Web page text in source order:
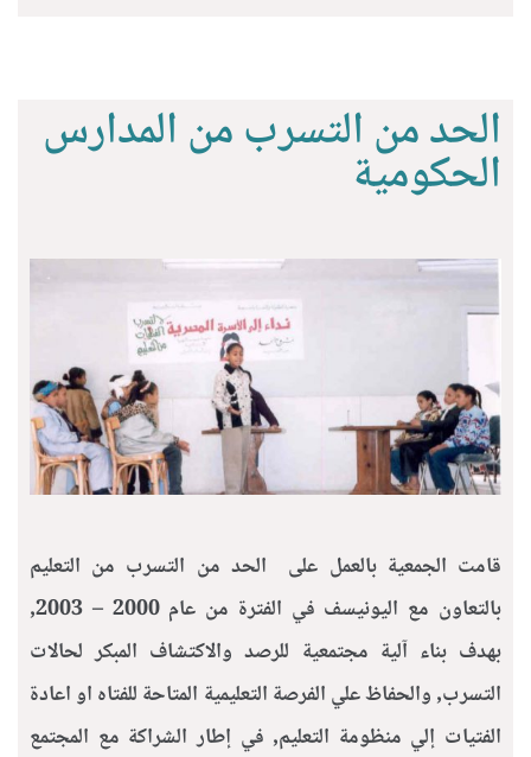
الحد من التسرب من المدارس
الحكومية
قامت الجمعية بالعمل على الحد من التسرب من التعليم
بالتعاون مع اليونيسف في الفترة من عام 2000 – 2003,
بهدف بناء آلية مجتمعية للرصد والاكتشاف المبكر لحالات
التسرب, والحفاظ علي الفرصة التعليمية المتاحة للفتاه او اعادة
الفتيات إلي منظومة التعليم, في إطار الشراكة مع المجتمع